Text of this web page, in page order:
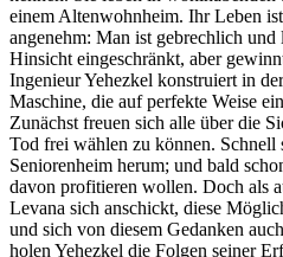
einem Altenwohnheim. Ihr Leben
angenehm: Man ist gebrechlich und
Hinsicht eingeschränkt, aber
Ingenieur Yehezkel konstruiert in
Maschine, die auf perfekte Weise
Zunächst freuen sich alle über die
Tod frei wählen zu können.
Seniorenheim herum; und bald
davon profitieren wollen. Doch als
Levana sich anschickt, diese
und sich von diesem Gedanken
holen Yehezkel die Folgen seiner